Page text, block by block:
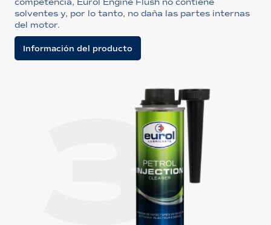
competencia, Eurol Engine Flush no contiene
solventes y, por lo tanto, no daña las partes internas
del motor.
Información del producto